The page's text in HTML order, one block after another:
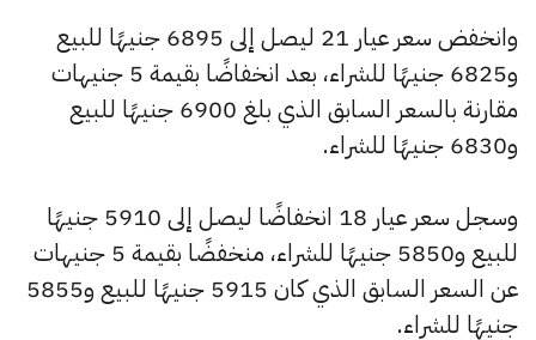
وانخفض سعر عيار 21 ليصل إلى 6895 جنيهًا للبيع
و6825 جنيهًا للشراء، بعد انخفاضًا بقيمة 5 جنيهات
مقارنة بالسعر السابق الذي بلغ 6900 جنيهًا للبيع
و6830 جنيهًا للشراء.
وسجل سعر عيار 18 انخفاضًا ليصل إلى 5910 جنيهًا
للبيع و5850 جنيهًا للشراء، منخفضًا بقيمة 5 جنيهات
عن السعر السابق الذي كان 5915 جنيهًا للبيع و5855
جنيهًا للشراء.